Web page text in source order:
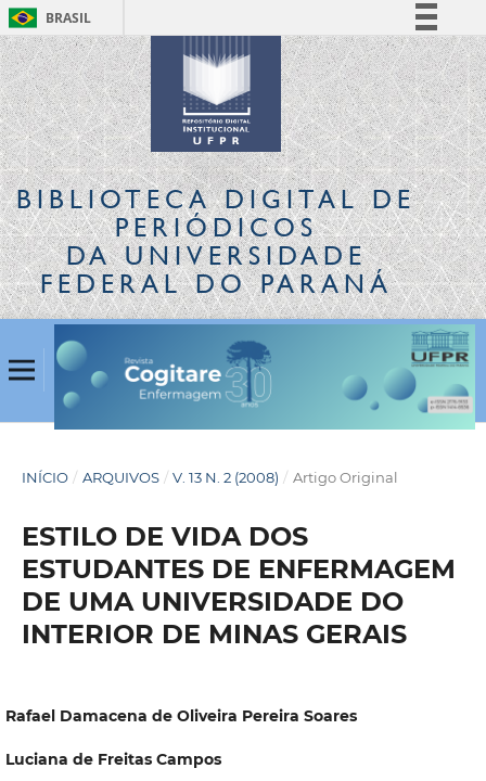
BRASIL
Simplifique!
Comunica BR
Participe
Acesso à informação
Legislação
Canais
BIBLIOTECA DIGITALDE
PERIÓDICOS
DA UNIVERSIDADE
FEDERAL DO PARANÁ
INÍCIO / ARQUIVOS / V. 13 N. 2 (2008) / Artigo Original
ESTILO DE VIDA DOS
ESTUDANTES DE ENFERMAGEM
DE UMA UNIVERSIDADE DO
INTERIOR DE MINAS GERAIS
Rafael Damacena de Oliveira Pereira Soares
Luciana de Freitas Campos